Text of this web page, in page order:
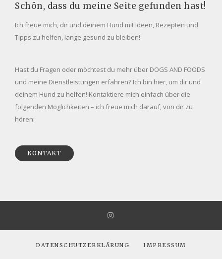
Schön, dass du meine Seite gefunden hast!
Ich freue mich, dir und deinem Hund mit Ideen, Rezepten und
Tipps zu helfen, lange gesund zu bleiben!
Hast du Fragen oder möchtest du mehr über DOGS AND FOODS
und meine Dienstleistungen erfahren? Ich bin hier, um dir und
deinem Hund zu helfen! Kontaktiere mich einfach über die
folgenden Möglichkeiten – ich freue mich darauf, von dir zu
hören:
KONTAKT
DATENSCHUTZERKLÄRUNG IMPRESSUM